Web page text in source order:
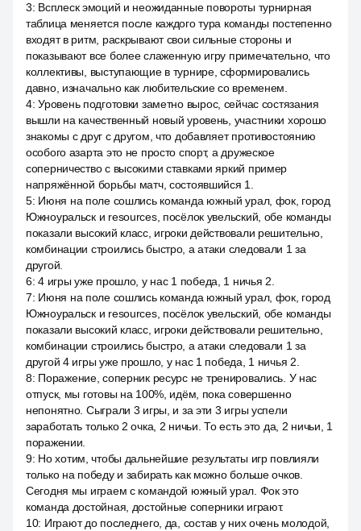
3: Всплеск эмоций и неожиданные повороты турнирная
таблица меняется после каждого тура команды постепенно
входят в ритм, раскрывают свои сильные стороны и
показывают все более слаженную игру примечательно, что
коллективы, выступающие в турнире, сформировались
давно, изначально как любительские со временем.
4:Уровень подготовки заметно вырос, сейчас состязания
вышли на качественный новый уровень, участники хорошо
знакомы с друг с другом, что добавляет противостоянию
особого азарта это не просто спорт, а дружеское
соперничество с высокими ставками яркий пример
напряжённой борьбы матч, состоявшийся 1.
5: Июня на поле сошлись команда южный урал, фок, город
Южноуральск и resources, посёлок увельский, обе команды
показали высокий класс, игроки действовали решительно,
комбинации строились быстро, а атаки следовали 1 за
другой.
6:4 игры уже прошло, у нас 1 победа, 1 ничья 2.
7: Июня на поле сошлись команда южный урал, фок, город
Южноуральск и resources, посёлок увельский, обе команды
показали высокий класс, игроки действовали решительно,
комбинации строились быстро, а атаки следовали 1 за
другой 4 игры уже прошло, у нас 1 победа, 1 ничья 2.
8: Поражение, соперник ресурс не тренировались. У нас
отпуск, мы готовы на 100%, идём, пока совершенно
непонятно. Сыграли 3 игры, и за эти 3 игры успели
заработать только 2 очка, 2 ничьи. То есть это да, 2 ничьи, 1
поражении.
9: Но хотим, чтобы дальнейшие результаты игр повлияли
только на победу и забирать как можно больше очков.
Сегодня мы играем с командой южный урал. Фок это
команда достойная, достойные соперники играют.
10: Играют до последнего, да, состав у них очень молодой,